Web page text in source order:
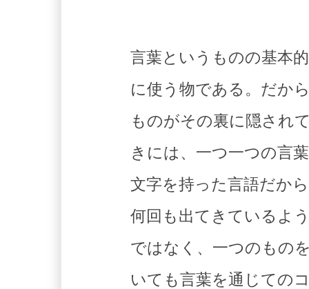
言葉というものの基本
に使う物である。だか
ものがその裏に隠され
きには、一つ一つの言
文字を持った言語だか
何回も出てきているよ
ではなく、一つのもの
いても言葉を通じての